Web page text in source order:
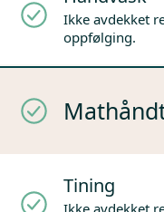
Ikke avdekket
oppfølging.
Tining